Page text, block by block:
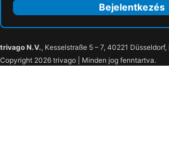
Bejelentkezés
trivago N.V., Kesselstraße 5 – 7, 40221
Copyright 2026 trivago | Minden jog fenntartva.